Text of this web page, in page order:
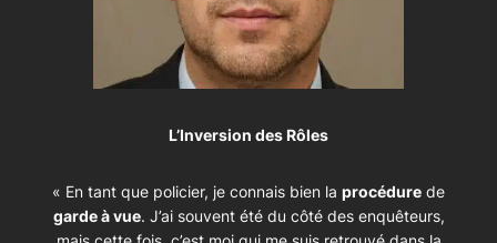
L’Inversion des Rôles
« En tant que policier, je connais bien la procédure de
garde à vue. J’ai souvent été du côté des enquêteurs,